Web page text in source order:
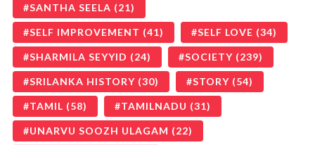
SANTHA SEELA (21)
SELF IMPROVEMENT (41) SELF LOVE (34)
SHARMILA SEYYID (24) SOCIETY (239)
SRILANKA HISTORY (30) STORY (54)
TAMIL (58) TAMILNADU (31)
UNARVU SOOZH ULAGAM (22)